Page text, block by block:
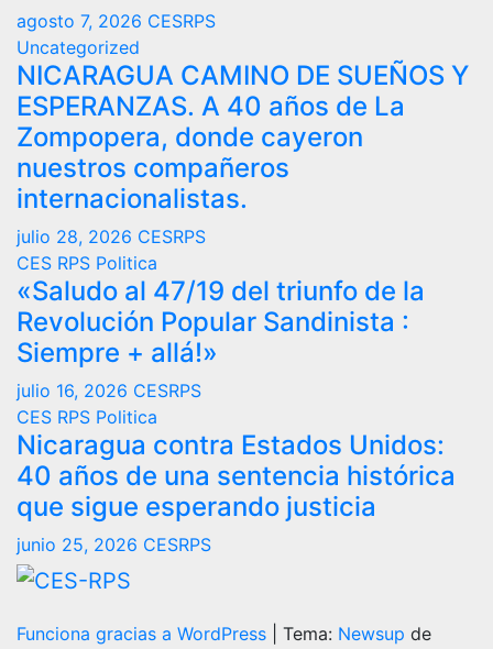
agosto 7, 2026 CESRPS
Uncategorized
NICARAGUA CAMINO DE SUEÑOS Y
ESPERANZAS. A 40 años de La
Zompopera, donde cayeron
nuestros compañeros
internacionalistas.
julio 28, 2026 CESRPS
CES RPS Politica
«Saludo al 47/19 del triunfo de la
Revolución Popular Sandinista :
Siempre + allá!»
julio 16, 2026 CESRPS
CES RPS Politica
Nicaragua contra Estados Unidos:
40 años de una sentencia histórica
que sigue esperando justicia
junio 25, 2026 CESRPS
Funciona gracias a WordPress Tema: Newsup de